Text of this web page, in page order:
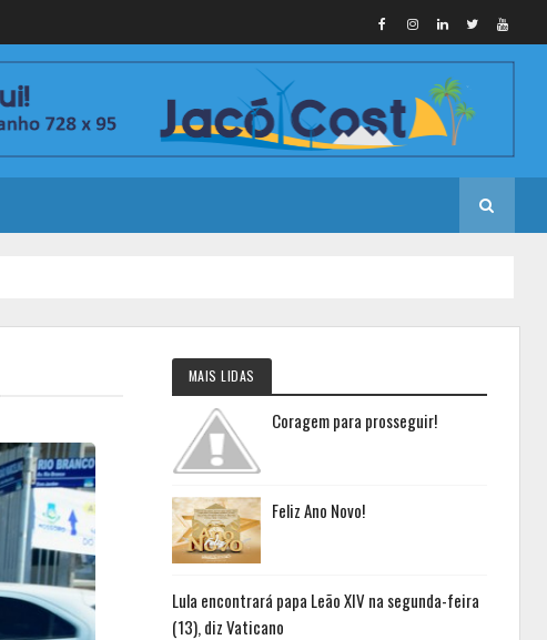
MAIS LIDAS
Coragem para prosseguir!
Feliz Ano Novo!
Lula encontrará papa Leão XIV na segunda-feira
(13), diz Vaticano